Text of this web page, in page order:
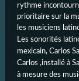
rythme
prioritaire sur la
les musiciens
Les sonorités
mexicain, Carlos
Carlos ,installé à
à mesure des